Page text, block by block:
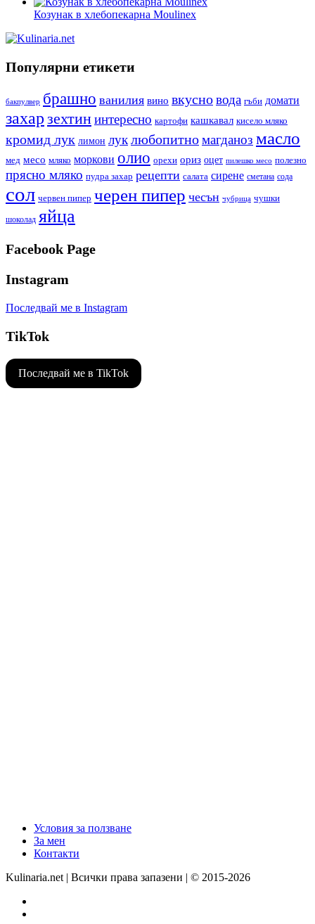
Козунак в хлебопекарна Moulinex
Популярни етикети
бакпулвер брашно ванилия вино вкусновода гъби домати
захар зехтининтересно картофи кашкавал кисело мляко
кромид лук лимон луклюбопитномагданоз масло
мед месо мляко моркови олио орехи ориз оцет пилешко месо полезно
прясно мляко пудра захар рецепти салата сирене сметана сода
сол червен пипер черен пипер чесън чубрица чушки
шоколад яйца
Facebook Page
Instagram
Последвай ме в Instagram
TikTok
Последвай ме в TikTok
Условия за ползване
За мен
Контакти
Kulinaria.net | Всички права запазени | © 2015-2026